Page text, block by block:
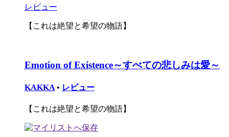
レビュー
【これは絶望と希望の物語】
Emotion of Existence～すべての悲しみは愛～
KAKKA • レビュー
【これは絶望と希望の物語】